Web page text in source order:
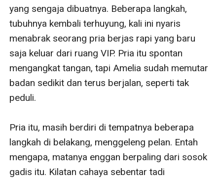
yang sengaja dibuatnya. Beberapa langkah,
tubuhnya kembali terhuyung, kali ini nyaris
menabrak seorang pria berjas rapi yang baru
saja keluar dari ruang VIP. Pria itu spontan
mengangkat tangan, tapi Amelia sudah memutar
badan sedikit dan terus berjalan, seperti tak
peduli.
Pria itu, masih berdiri di tempatnya beberapa
langkah di belakang, menggeleng pelan. Entah
mengapa, matanya enggan berpaling dari sosok
gadis itu. Kilatan cahaya sebentar tadi